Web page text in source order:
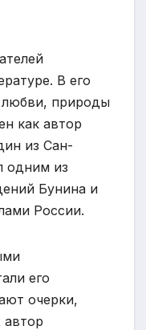
В его
природы
как автор
из Сан-
одним из
Бунина и
России.
его
очерки,
автор